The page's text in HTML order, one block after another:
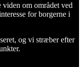
viden om området ved
for borgerne i
og vi stræber efter